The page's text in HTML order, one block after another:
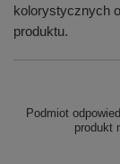
kolorystycznych
produktu.
Podmiot
produkt